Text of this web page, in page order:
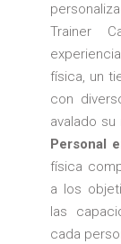
Trainer
física, un
con
avalado
Personal
física
a los
las
cada